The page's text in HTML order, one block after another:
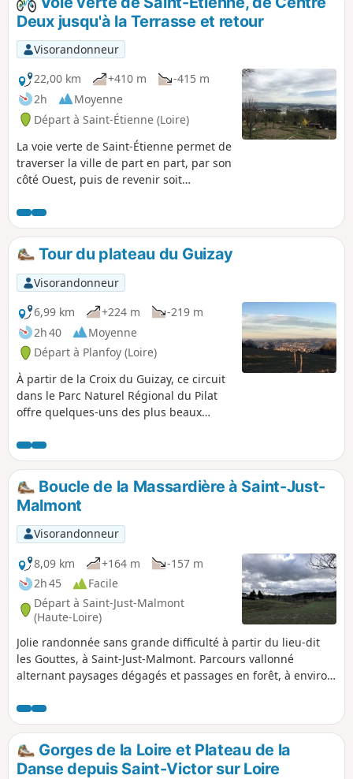
2020 tient compte du nouveau tracé à partir de Bellevue.
Deux jusqu'à la Terrasse et retour
Visorandonneur
22,00 km
+410 m
-415 m
2h
Moyenne
Départ à Saint-Étienne (Loire)
La voie verte de Saint-Étienne permet de
traverser la ville de part en part, par son
côté Ouest, puis de revenir soit
"voie verte" qui contourne la ville par
l'est (Mise à jour du 1/12/2019). À l'aller,
elle se compose la plupart du temps de
chemins réservés aux piétons ou
cyclistes; par endroits, elle emprunte
aussi quelques rues de la ville. Au
retour par l'est, elle emprunte la
nouvelle voie verte et se situe aussi
beaucoup en ville.
Tour du plateau du Guizay
Visorandonneur
6,99 km
+224 m
-219 m
2h 40
Moyenne
Départ à Planfoy (Loire)
À partir de la Croix du Guizay, ce circuit
dans le Parc Naturel Régional du Pilat
offre quelques-uns des plus beaux
belvédère permet de prendre en
enfilade la rue centrale de la ville et
d'embrasser du regard l'ensemble de
l'agglomération.
Boucle de la Massardière à Saint-Just-
Malmont
Visorandonneur
8,09 km
+164 m
-157 m
2h 45
Facile
Départ à Saint-Just-Malmont
(Haute-Loire)
Jolie randonnée sans grande difficulté à partir du lieu-dit
les Gouttes, à Saint-Just-Malmont. Parcours vallonné
alternant paysages dégagés et passages en forêt, à environ
Gorges de la Loire et Plateau de la
Danse depuis Saint-Victor sur Loire